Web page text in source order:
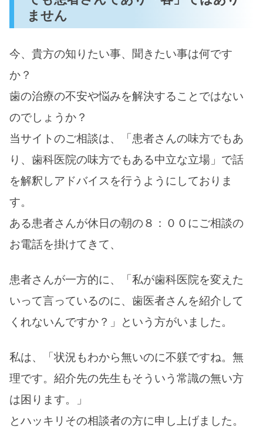
ません
今、貴方の知りたい事、聞きたい事は何です
か？
歯の治療の不安や悩みを解決することではない
のでしょうか？
当サイトのご相談は、「患者さんの味方でもあ
り、歯科医院の味方でもある中立な立場」で話
を解釈しアドバイスを行うようにしておりま
す。
ある患者さんが休日の朝の８：００にご相談の
お電話を掛けてきて、
患者さんが一方的に、「私が歯科医院を変えた
いって言っているのに、歯医者さんを紹介して
くれないんですか？」という方がいました。
私は、「状況もわから無いのに不躾ですね。無
理です。紹介先の先生もそういう常識の無い方
は困ります。」
とハッキリその相談者の方に申し上げました。